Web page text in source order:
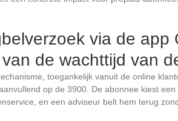
via de app
de wachttijd van
toegankelijk vanuit de online
op de 3900. De abonnee kiest een
en een adviseur belt hem terug